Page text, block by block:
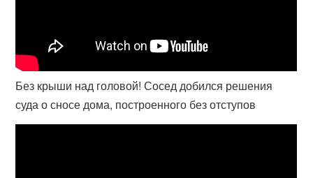
Без крыши над головой! Сосед добился решения
суда о сносе дома, построенного без отступов